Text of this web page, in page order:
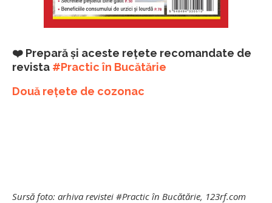
❤️ Prepară și aceste rețete recomandate de
revista #Practic în Bucătărie
Două rețete de cozonac
Sursă foto: arhiva revistei #Practic în Bucătărie, 123rf.com